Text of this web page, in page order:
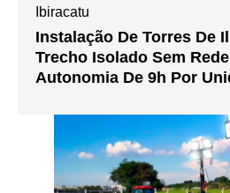
Ibiracatu
Instalação De Torres De
Trecho Isolado Sem
Autonomia De 9h Por